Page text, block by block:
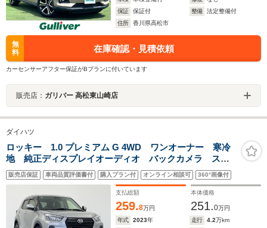
保証
保証付 整備
法定整備付
住所
香川県高松市
無
料
在庫確認・見積依頼
カーセンサーアフター保証がBプランに付いています
販売店： ガリバー 高松東山崎店
ダイハツ
ロッキー 1.0 プレミアム G 4WD ワンオーナー 寒冷
地 純正ディスプレイオーディオ バックカメラ スマ
ートアシスト エンスタ ドラレコ 夏冬タイヤ ハー
フレザー シートヒーター レーダークルコン コーナ
ーセンサー LEDヘッドライト
販売店保証 車両品質評価書付 購入プラン付 オンライン相談可 360°画像付
支払総額
259.8万円
本体価格
251.0万円
年式
2023年 走行 4.2万km